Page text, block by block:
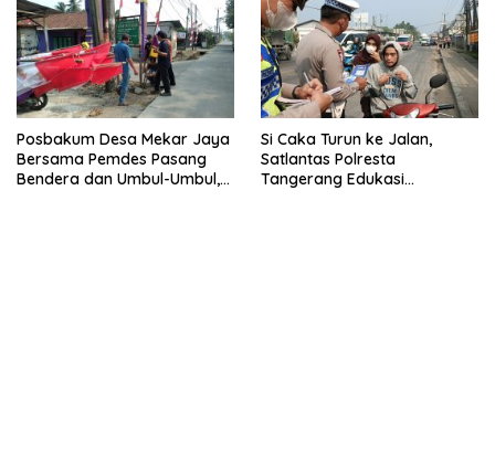
Posbakum Desa Mekar Jaya
Bersama Pemdes Pasang
Bendera dan Umbul-Umbul,
Si Caka Turun ke Jalan,
Satlantas Polresta
Tangerang Edukasi